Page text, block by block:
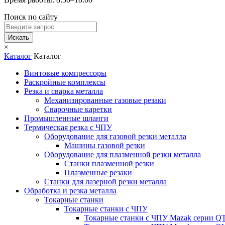
Поиск по сайту
Искать
×
Каталог Каталог
Винтовые компрессоры
Раскройные комплексы
Резка и сварка металла
Механизированные газовые резаки
Сварочные каретки
Промышленные шланги
Термическая резка с ЧПУ
Оборудование для газовой резки металла
Машины газовой резки
Оборудование для плазменной резки металла
Станки плазменной резки
Плазменные резаки
Станки для лазерной резки металла
Обработка и резка металла
Токарные станки
Токарные станки с ЧПУ
Токарные станки с ЧПУ Mazak серии